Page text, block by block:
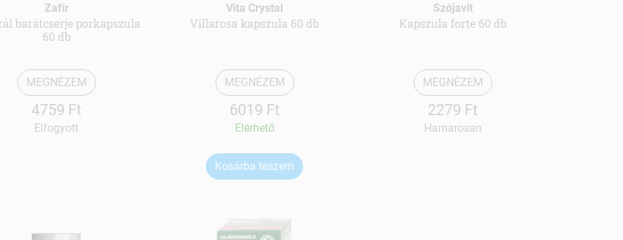
Zafír
barátcserje porkapszula
60 db
MEGNÉZEM
4759 Ft
Elfogyott
Vita Crystal
Villarosa kapszula 60 db
MEGNÉZEM
6019 Ft
Elérhetõ
Kosárba teszem
Szójavit
Kapszula forte 60 db
MEGNÉZEM
2279 Ft
Hamarosan